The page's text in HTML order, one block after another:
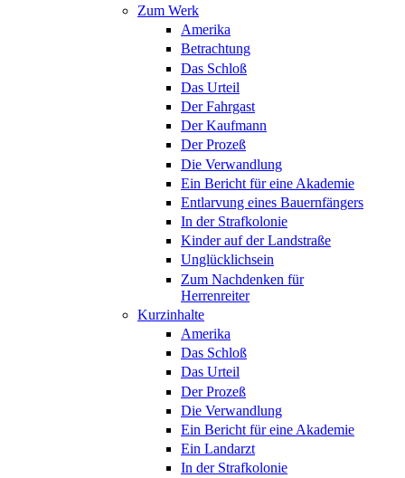
Zum Werk
Amerika
Betrachtung
Das Schloß
Das Urteil
Der Fahrgast
Der Kaufmann
Der Prozeß
Die Verwandlung
Ein Bericht für eine Akademie
Entlarvung eines Bauernfängers
In der Strafkolonie
Kinder auf der Landstraße
Unglücklichsein
Zum Nachdenken für
Herrenreiter
Kurzinhalte
Amerika
Das Schloß
Das Urteil
Der Prozeß
Die Verwandlung
Ein Bericht für eine Akademie
Ein Landarzt
In der Strafkolonie